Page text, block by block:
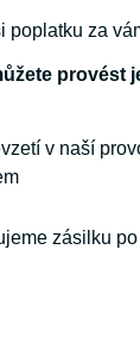
poplatku za
provést
v naší
zásilku